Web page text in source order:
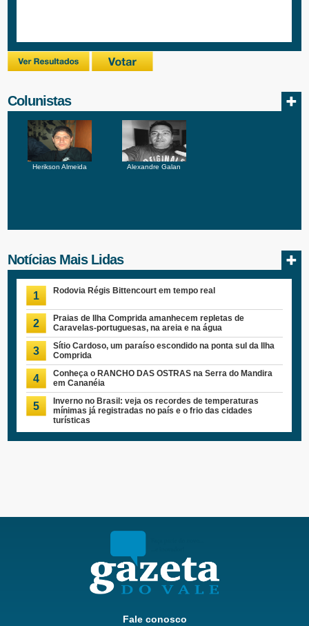
Colunistas
Herikson Almeida Alexandre Galan
Notícias Mais Lidas
1 Rodovia Régis Bittencourt em tempo real
2
Praias de Ilha Comprida amanhecem repletas de
Caravelas-portuguesas, na areia e na água
3
Sítio Cardoso, um paraíso escondido na ponta sul da Ilha
Comprida
4
Conheça o RANCHO DAS OSTRAS na Serra do Mandira
em Cananéia
5
Inverno no Brasil: veja os recordes de temperaturas
mínimas já registradas no país e o frio das cidades
turísticas
Fale conosco